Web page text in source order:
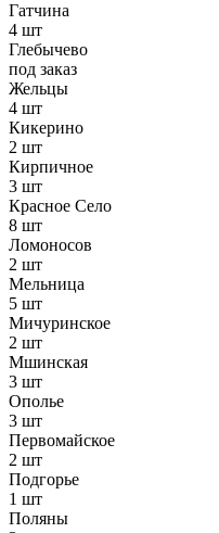
Гатчина
4 шт
Глебычево
под заказ
Жельцы
4 шт
Кикерино
2 шт
Кирпичное
3 шт
Красное Село
8 шт
Ломоносов
2 шт
Мельница
5 шт
Мичуринское
2 шт
Мшинская
3 шт
Ополье
3 шт
Первомайское
2 шт
Подгорье
1 шт
Поляны